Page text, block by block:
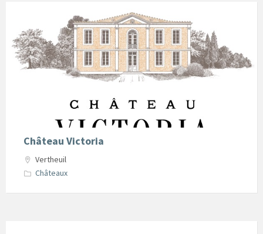
Vertheuil
Château Victoria
Vertheuil
Châteaux